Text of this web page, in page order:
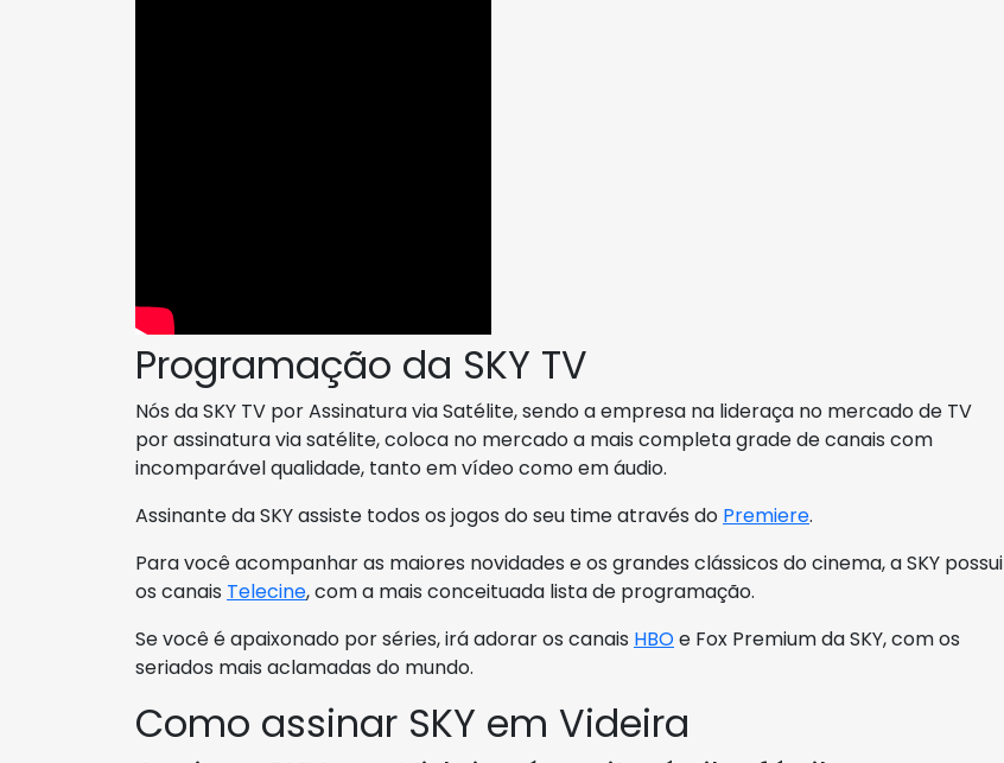
Programação da SKY TV
Nós da SKY TV por Assinatura via Satélite, sendo a empresa na lideraça no mercado de TV
por assinatura via satélite, coloca no mercado a mais completa grade de canais com
incomparável qualidade, tanto em vídeo como em áudio.
Assinante da SKY assiste todos os jogos do seu time através do Premiere.
Para você acompanhar as maiores novidades e os grandes clássicos do cinema, a SKY possui
os canais Telecine, com a mais conceituada lista de programação.
Se você é apaixonado por séries, irá adorar os canais HBOe Fox Premium da SKY, com os
seriados mais aclamadas do mundo.
Como assinar SKY em Videira